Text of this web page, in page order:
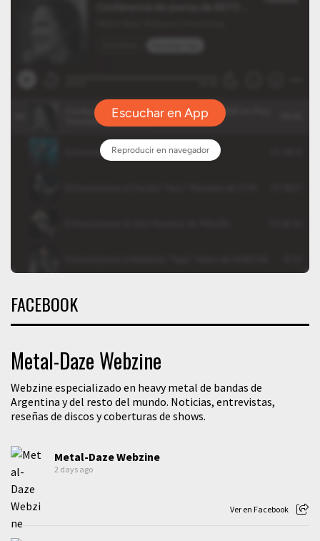
FACEBOOK
Metal-Daze Webzine
Webzine especializado en heavy metal de bandas de
Argentina y del resto del mundo. Noticias, entrevistas,
reseñas de discos y coberturas de shows.
Metal-Daze Webzine
2 days ago
Ver en Facebook